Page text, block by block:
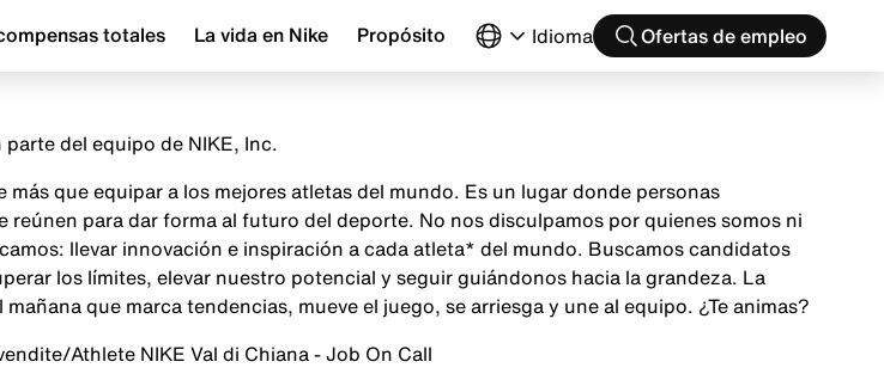
totales La vida en Nike Propósito Idioma Ofertas de empleo
del equipo de NIKE, Inc.
más que equipar a los mejores atletas del mundo. Es un lugar donde personas
reúnen para dar forma al futuro del deporte. No nos disculpamos por quienes somos ni
llevar innovación e inspiración a cada atleta* del mundo. Buscamos candidatos
los límites, elevar nuestro potencial y seguir guiándonos hacia la grandeza. La
que marca tendencias, mueve el juego, se arriesga y une al equipo. ¿Te animas?
Athlete NIKE Val di Chiana - Job On Call